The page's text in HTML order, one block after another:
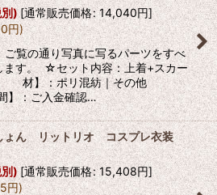
) [通常販売価格: 14,040円]
円)
覧の通り写真に写るパーツをすべ
ます。 ☆セット内容：上着+スカー
】：ポリ混紡｜その他
】：ご入金確認…
ょん リットリオ コスプレ衣装
) [通常販売価格: 15,408円]
円)